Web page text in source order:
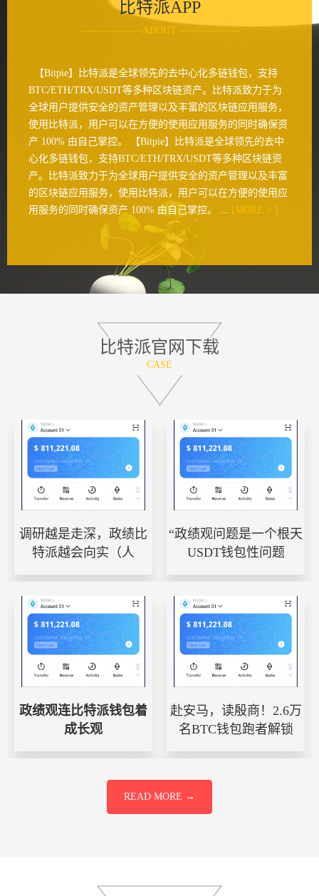
比特派APP
—————— ABOUT ——————
【Bitpie】比特派是全球领先的去中心化多链钱包，支持
BTC/ETH/TRX/USDT等多种区块链资产。比特派致力于为
全球用户提供安全的资产管理以及丰富的区块链应用服务，
使用比特派，用户可以在方便的使用应用服务的同时确保资
产 100% 由自己掌控。 【Bitpie】比特派是全球领先的去中
心化多链钱包，支持BTC/ETH/TRX/USDT等多种区块链资
产。比特派致力于为全球用户提供安全的资产管理以及丰富
的区块链应用服务，使用比特派，用户可以在方便的使用应
用服务的同时确保资产 100% 由自己掌控。 ...
[MORE + ]
比特派官网下载
CASE
调研越是走深，政绩比
特派越会向实（人
“政绩观问题是一个根天
USDT钱包性问题
政绩观连比特派钱包着
成长观
赴安马，读殷商！2.6万
名BTC钱包跑者解锁
READ MORE →